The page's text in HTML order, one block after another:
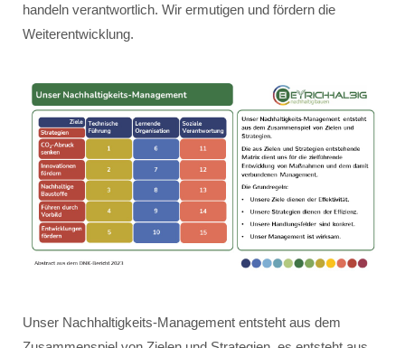
handeln verantwortlich. Wir ermutigen und fördern die
Weiterentwicklung.
Unser Nachhaltigkeits-Management entsteht aus dem